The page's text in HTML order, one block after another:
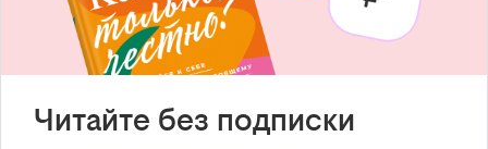
Читайте без подписки